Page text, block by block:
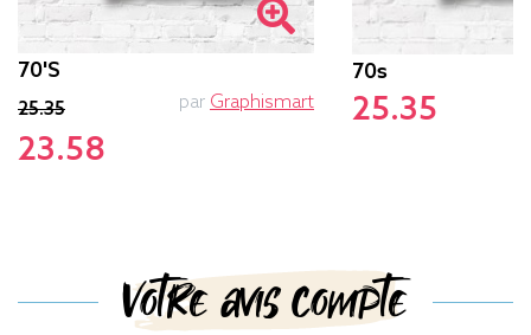
70's
25.35
23.58
par Graphismart
70s
25.35
Votre avis compte